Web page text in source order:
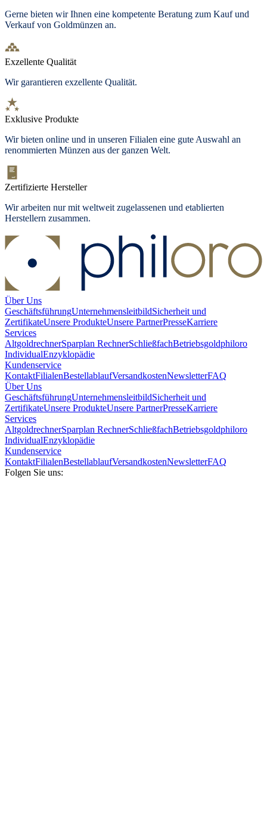
Gerne bieten wir Ihnen eine kompetente Beratung zum Kauf und
Verkauf von Goldmünzen an.
Exzellente Qualität
Wir garantieren exzellente Qualität.
Exklusive Produkte
Wir bieten online und in unseren Filialen eine gute Auswahl an
renommierten Münzen aus der ganzen Welt.
Zertifizierte Hersteller
Wir arbeiten nur mit weltweit zugelassenen und etablierten
Herstellern zusammen.
Über Uns
GeschäftsführungUnternehmensleitbildSicherheit und
ZertifikateUnsere ProdukteUnsere PartnerPresseKarriere
Services
AltgoldrechnerSparplan RechnerSchließfachBetriebsgoldphiloro
IndividualEnzyklopädie
Kundenservice
KontaktFilialenBestellablaufVersandkostenNewsletterFAQ
Über Uns
GeschäftsführungUnternehmensleitbildSicherheit und
ZertifikateUnsere ProdukteUnsere PartnerPresseKarriere
Services
AltgoldrechnerSparplan RechnerSchließfachBetriebsgoldphiloro
IndividualEnzyklopädie
Kundenservice
KontaktFilialenBestellablaufVersandkostenNewsletterFAQ
Folgen Sie uns: